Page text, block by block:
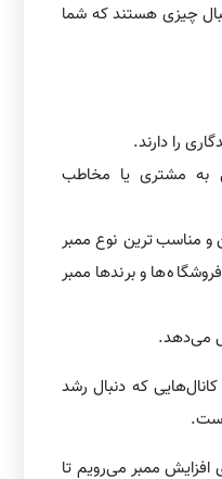
چیزی هستند که شما
را دارند.
به مشتری یا مخاطب
و مناسب‌ترین نوع ممبر
و برندها ممبر
می‌دهد.
کانال‌هایی که دنبال رشد
افزایش ممبر می‌رویم تا